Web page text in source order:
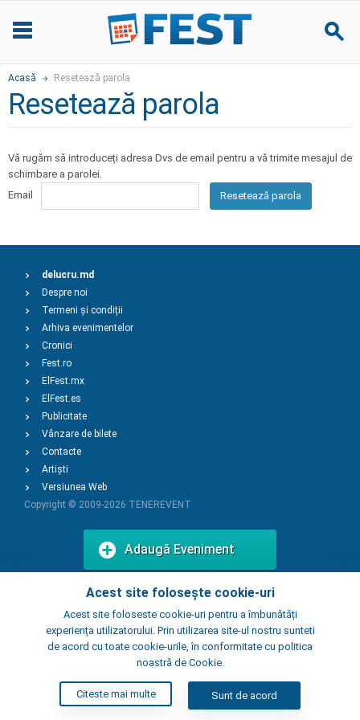
Acasă Resetează parola
Resetează parola
Vă rugăm să introduceți adresa Dvs de email pentru a vă trimite mesajul de
schimbare a parolei.
Email
Resetează parola
Acest site folosește cookie-uri
Acest site foloseste cookie-uri pentru a îmbunătăți
experiența utilizatorului. Prin utilizarea site-ul nostru sunteti
de acord cu toate cookie-urile, în conformitate cu politica
noastră de Cookie.
Citeste mai multe Sunt de acord
delucru.md
Despre noi
Termeni și condiții
Arhiva evenimentelor
Cronici
Fest.ro
ElFest.mx
ElFest.es
Publicitate
Vânzare de bilete
Contacte
Artiști
Versiunea Web
Copyright © 2009-2026 TENEREVENT
Adaugă Eveniment
Adaugă Local